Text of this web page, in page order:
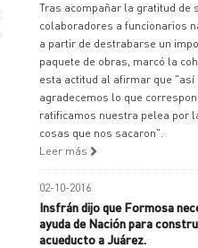
Tras acompañar la gratitud de
colaboradores a funcionarios
a partir de destrabarse un
paquete de obras, marcó la
esta actitud al afirmar que "así
agradecemos lo que
ratificamos nuestra pelea por
cosas que nos sacaron".
Leer más
02-10-2016
Insfrán dijo que Formosa
ayuda de Nación para
acueducto a Juárez.